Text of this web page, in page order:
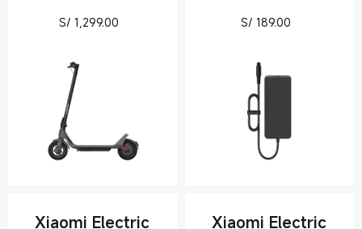
S/1,299.00 S/189.00
Xiaomi Electric Xiaomi Electric